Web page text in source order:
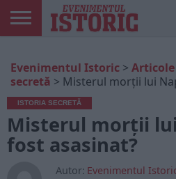
ONLINE
EDIȚII
TIPĂRITE
ISTORIC
PLAY
CONTUL
MEU
Evenimentul Istoric >
secretă > Misterul morții lui
ISTORIA SECRETĂ
Misterul morții
fost asasinat?
Autor: Evenimentul